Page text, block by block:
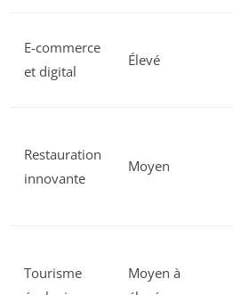
E-commerce
et digital
Élevé
Restauration
innovante
Moyen
Tourisme
Moyen à